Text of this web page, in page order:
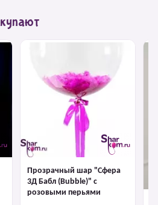
Прозрачный шар "Сфера
3Д Бабл (Bubble)" с
розовыми перьями